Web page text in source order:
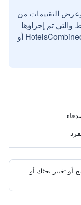
التقييمات من
والتي تم إجراؤها
بواسطة مستخدمين حقيقيين مع HotelsCombined أو
أو تغيير بحثك أو